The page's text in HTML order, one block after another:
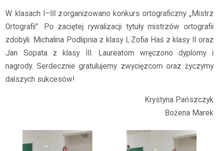
W klasach I–III zorganizowano konkurs ortograficzny „Mistrz
Ortografii”. Po zaciętej rywalizacji tytuły mistrzów ortografii
zdobyli: Michalina Podlipnia z klasy I, Zofia Haś z klasy II oraz
Jan Sopata z klasy III. Laureatom wręczono dyplomy i
nagrody. Serdecznie gratulujemy zwycięzcom oraz życzymy
dalszych sukcesów!
Krystyna Pańszczyk
Bożena Marek